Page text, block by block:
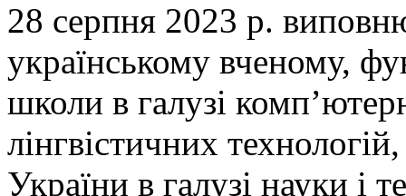
28 серпня 2023 р.
українському вченому,
школи в галузі
лінгвістичних
України в галузі науки і